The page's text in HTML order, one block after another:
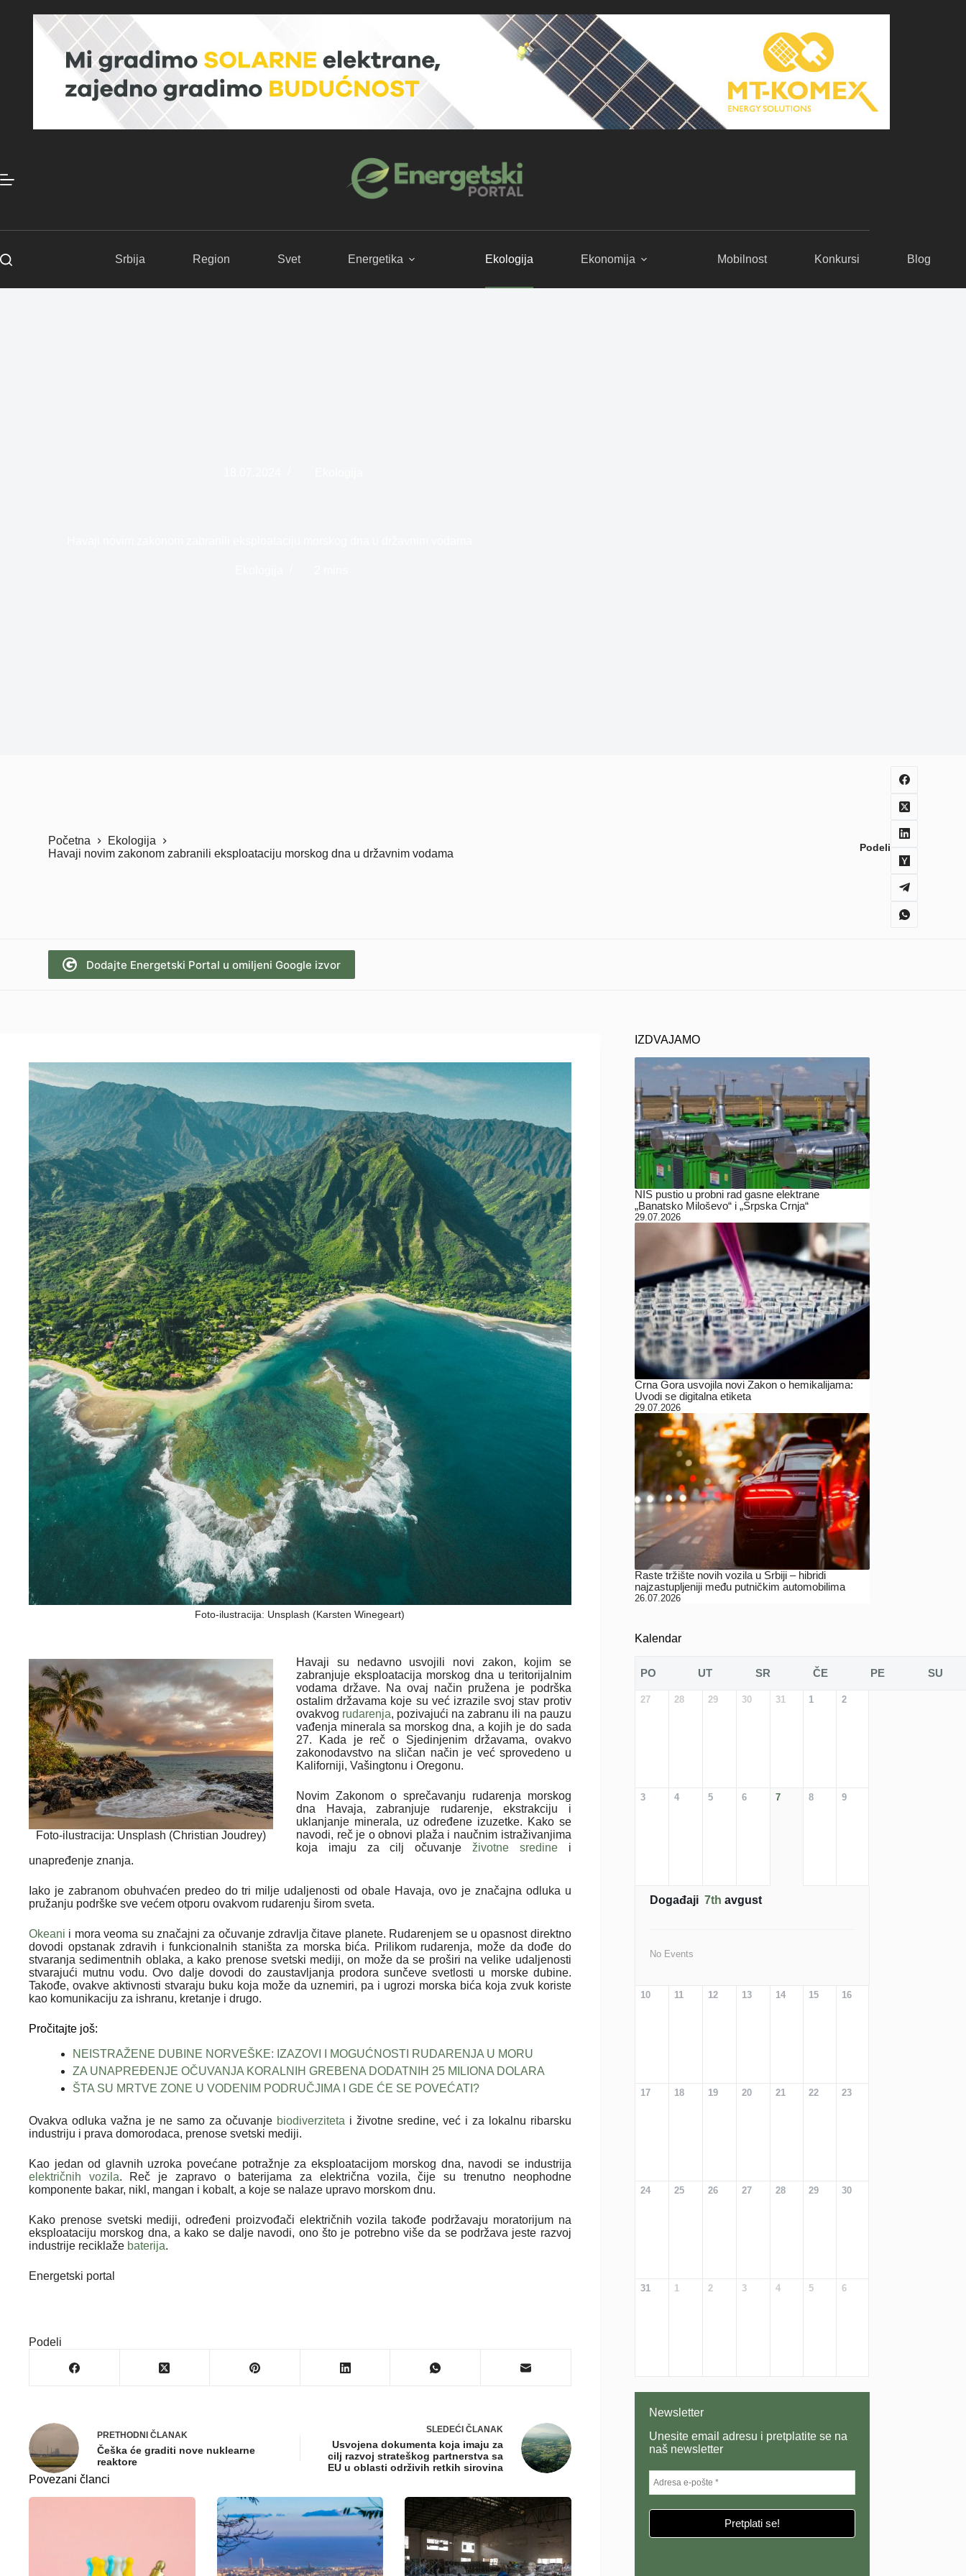
Srbija Region Svet Energetika Ekologija Ekonomija Mobilnost Konkursi Blog
Početna
Ekologija
Havaji novim zakonom zabranili eksploataciju morskog dna u državnim vodama
Podeli
Dodajte Energetski Portal u omiljeni Google izvor
Foto-ilustracija: Unsplash (Karsten Winegeart)
Foto-ilustracija: Unsplash (Christian Joudrey)
Havaji su nedavno usvojili novi zakon, kojim se
zabranjuje eksploatacija morskog dna u teritorijalnim
vodama države. Na ovaj način pružena je podrška
ostalim državama koje su već izrazile svoj stav protiv
ovakvog rudarenja, pozivajući na zabranu ili na pauzu
vađenja minerala sa morskog dna, a kojih je do sada
27. Kada je reč o Sjedinjenim državama, ovakvo
zakonodavstvo na sličan način je već sprovedeno u
Kaliforniji, Vašingtonu i Oregonu.
Novim Zakonom o sprečavanju rudarenja morskog
dna Havaja, zabranjuje rudarenje, ekstrakciju i
uklanjanje minerala, uz određene izuzetke. Kako se
navodi, reč je o obnovi plaža i naučnim istraživanjima
koja imaju za cilj očuvanje životne sredinei
unapređenje znanja.
Iako je zabranom obuhvaćen predeo do tri milje udaljenosti od obale Havaja, ovo je značajna odluka u
pružanju podrške sve većem otporu ovakvom rudarenju širom sveta.
Okeani i mora veoma su značajni za očuvanje zdravlja čitave planete. Rudarenjem se u opasnost direktno
dovodi opstanak zdravih i funkcionalnih staništa za morska bića. Prilikom rudarenja, može da dođe do
stvaranja sedimentnih oblaka, a kako prenose svetski mediji, on može da se proširi na velike udaljenosti
stvarajući mutnu vodu. Ovo dalje dovodi do zaustavljanja prodora sunčeve svetlosti u morske dubine.
Takođe, ovakve aktivnosti stvaraju buku koja može da uznemiri, pa i ugrozi morska bića koja zvuk koriste
kao komunikaciju za ishranu, kretanje i drugo.
Pročitajte još:
NEISTRAŽENE DUBINE NORVEŠKE: IZAZOVI I MOGUĆNOSTI RUDARENJA U MORU
ZA UNAPREĐENJE OČUVANJA KORALNIH GREBENA DODATNIH 25 MILIONA DOLARA
ŠTA SU MRTVE ZONE U VODENIM PODRUČJIMA I GDE ĆE SE POVEĆATI?
Ovakva odluka važna je ne samo za očuvanje biodiverzitetai životne sredine, već i za lokalnu ribarsku
industriju i prava domorodaca, prenose svetski mediji.
Kao jedan od glavnih uzroka povećane potražnje za eksploatacijom morskog dna, navodi se industrija
električnih vozila. Reč je zapravo o baterijama za električna vozila, čije su trenutno neophodne
komponente bakar, nikl, mangan i kobalt, a koje se nalaze upravo morskom dnu.
Kako prenose svetski mediji, određeni proizvođači električnih vozila takođe podržavaju moratorijum na
eksploataciju morskog dna, a kako se dalje navodi, ono što je potrebno više da se podržava jeste razvoj
industrije reciklaže baterija.
Energetski portal
Podeli
PRETHODNI ČLANAK
Češka će graditi nove nuklearne
reaktore
SLEDEĆI ČLANAK
Usvojena dokumenta koja imaju za
cilj razvoj strateškog partnerstva sa
EU u oblasti održivih retkih sirovina
Povezani članci
IZDVAJAMO
NIS pustio u probni rad gasne elektrane
„Banatsko Miloševo“ i „Srpska Crnja“
29.07.2026
Crna Gora usvojila novi Zakon o hemikalijama:
Uvodi se digitalna etiketa
29.07.2026
Raste tržište novih vozila u Srbiji – hibridi
najzastupljeniji među putničkim automobilima
26.07.2026
Kalendar
PO UT SR ČE PE SU
27 28 29 30 31 1 2
3 4 5 6 7 8 9
Događaji 7th avgust
No Events
10 11 12 13 14 15 16
17 18 19 20 21 22 23
24 25 26 27 28 29 30
31 1 2 3 4 5 6
Newsletter
Unesite email adresu i pretplatite se na
naš newsletter